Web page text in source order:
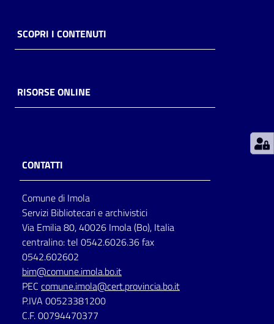
Casa
Piani
storico
per
lettura
Seguici
su
SCOPRI I CONTENUTI
RISORSE ONLINE
CONTATTI
Comune di Imola
Servizi Bibliotecari e archivistici
Via Emilia 80, 40026 Imola (Bo), Italia
centralino: tel 0542.6026.36 fax
0542.602602
bim@comune.imola.bo.it
PEC comune.imola@cert.provincia.bo.it
P.IVA 00523381200
C.F. 00794470377